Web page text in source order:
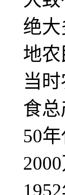
绝大
地
当
食总
50